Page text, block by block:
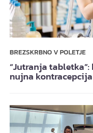
BREZSKRBNO V POLETJE
“Jutranja
nujna